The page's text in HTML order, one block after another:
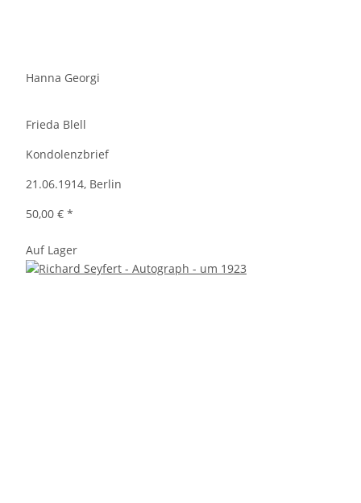
Hanna Georgi
Frieda Blell
Kondolenzbrief
21.06.1914, Berlin
50,00 € *
Auf Lager